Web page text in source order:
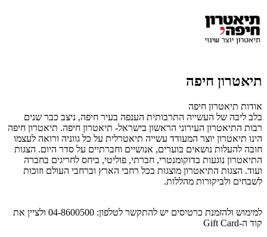
תיאטרון חיפה
אודות תיאטרון חיפה
בלב ליבה של העשייה התרבותית הענפה בעיר חיפה, ניצב כבר שנים
רבות התיאטרון העירוני הראשון בישראל- תיאטרון חיפה. תיאטרון חיפה
הינו תיאטרון יוצר המעודד עשייה תיאטרלית על כל גווניה ורואה לעצמו
חובה להעלות נושאים בוערים, אנושיים וחברתיים על סדר היום. הצגות
התיאטרון נוגעות בדוקומנטרי, חברתי, פוליטי, ביחס לחריגים בחברה
ועוד. הצגות התיאטרון מוצגות בכל רחבי הארץ וברחבי העולם וזוכות
לשבחים ולביקורות מהללות.
למימוש ולהזמנת כרטיסים יש להתקשר לטלפון: 04-8600500 ולציין את
קוד ה-Gift Card